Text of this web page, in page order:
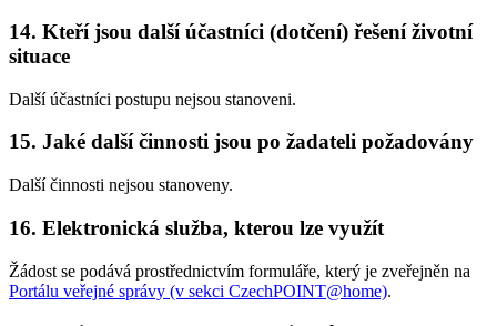
14. Kteří jsou další účastníci (dotčení) řešení životní
situace
Další účastníci postupu nejsou stanoveni.
15. Jaké další činnosti jsou po žadateli požadovány
Další činnosti nejsou stanoveny.
16. Elektronická služba, kterou lze využít
Žádost se podává prostřednictvím formuláře, který je zveřejněn na
Portálu veřejné správy (v sekci CzechPOINT@home).